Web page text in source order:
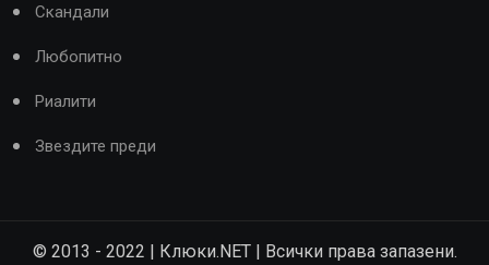
Скандали
Любопитно
Риалити
Звездите преди
© 2013 - 2022 | Клюки.NET | Всички права запазени.